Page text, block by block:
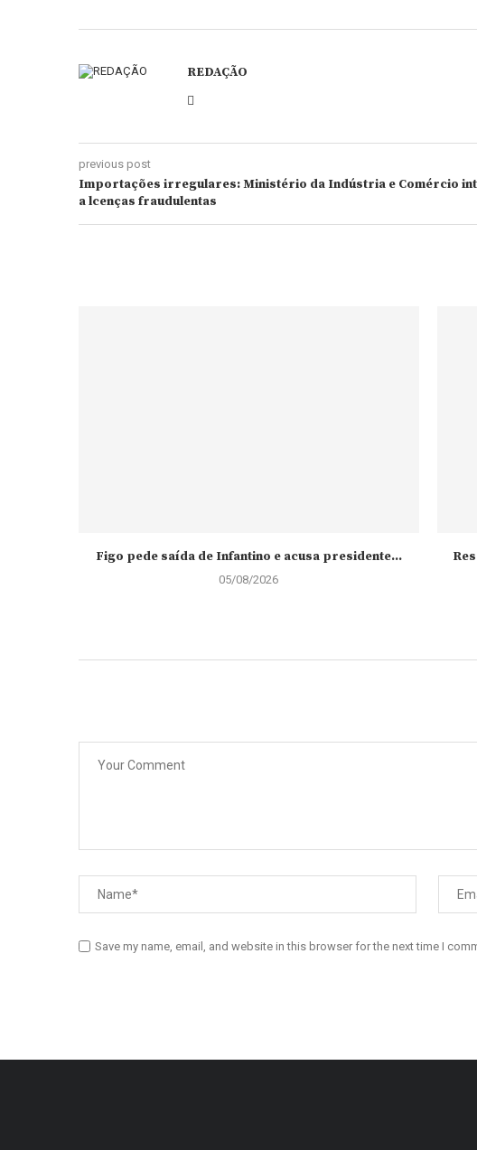
REDAÇÃO
previous post
Importações irregulares: Ministério da Indústria e Comércio
a lcenças fraudulentas
Figo pede saída de Infantino e acusa presidente...
05/08/2026
Save my name, email, and website in this browser for the next time I